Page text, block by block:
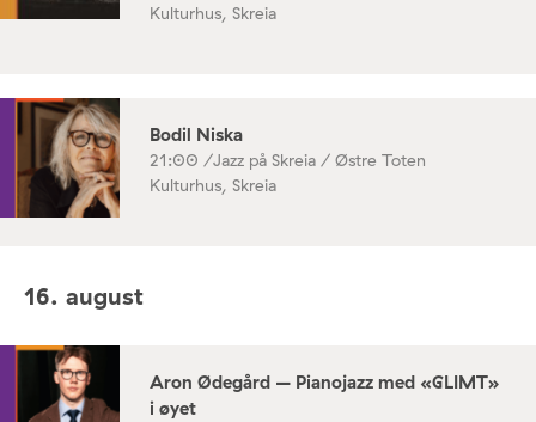
Kulturhus, Skreia
Bodil Niska
21:00 /Jazz på Skreia / Østre Toten
Kulturhus, Skreia
16. august
Aron Ødegård – Pianojazz med «GLIMT»
i øyet